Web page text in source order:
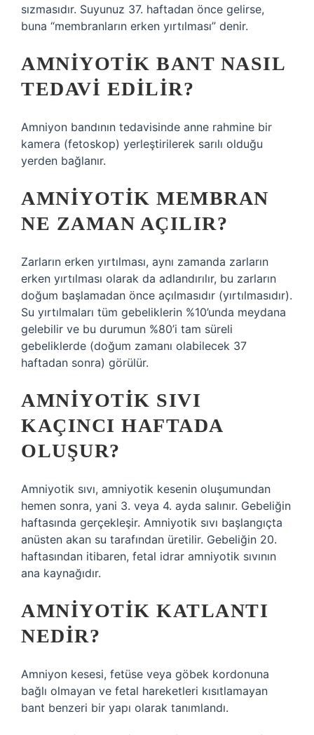
sızmasıdır. Suyunuz 37. haftadan önce gelirse,
buna “membranların erken yırtılması” denir.
AMNIYOTIK BANT NASIL
TEDAVI EDILIR?
Amniyon bandının tedavisinde anne rahmine bir
kamera (fetoskop) yerleştirilerek sarılı olduğu
yerden bağlanır.
AMNIYOTIK MEMBRAN
NE ZAMAN AÇILIR?
Zarların erken yırtılması, aynı zamanda zarların
erken yırtılması olarak da adlandırılır, bu zarların
doğum başlamadan önce açılmasıdır (yırtılmasıdır).
Su yırtılmaları tüm gebeliklerin %10’unda meydana
gelebilir ve bu durumun %80’i tam süreli
gebeliklerde (doğum zamanı olabilecek 37
haftadan sonra) görülür.
AMNIYOTIK SIVI
KAÇINCI HAFTADA
OLUŞUR?
Amniyotik sıvı, amniyotik kesenin oluşumundan
hemen sonra, yani 3. veya 4. ayda salınır. Gebeliğin
haftasında gerçekleşir. Amniyotik sıvı başlangıçta
anüsten akan su tarafından üretilir. Gebeliğin 20.
haftasından itibaren, fetal idrar amniyotik sıvının
ana kaynağıdır.
AMNIYOTIK KATLANTI
NEDIR?
Amniyon kesesi, fetüse veya göbek kordonuna
bağlı olmayan ve fetal hareketleri kısıtlamayan
bant benzeri bir yapı olarak tanımlandı.